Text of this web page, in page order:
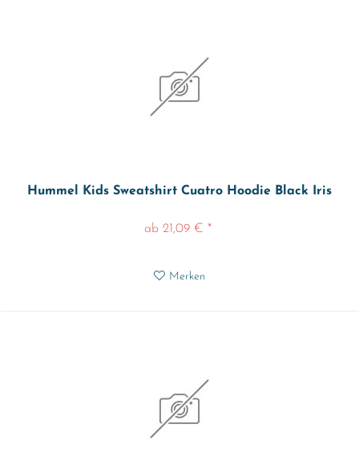
Hummel Kids Sweatshirt Cuatro Hoodie Black Iris
ab 21,09 € *
Merken